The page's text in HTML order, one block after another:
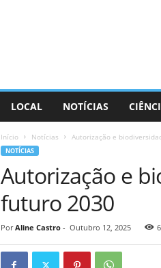
LOCAL NOTÍCIAS
Início Notícias Autorização e
NOTÍCIAS
Autorização e
futuro 2030
Por Aline Castro- Outubro 12, 2025